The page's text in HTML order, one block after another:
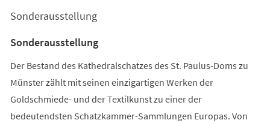
neuen
Sonderausstellung
Sonderausstellung
Der Bestand des Kathedralschatzes des St. Paulus-Doms zu
Münster zählt mit seinen einzigartigen Werken der
Goldschmiede- und der Textilkunst zu einer der
bedeutendsten Schatzkammer-Sammlungen Europas. Von